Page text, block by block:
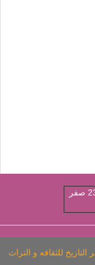
8 أغسطس 2026 م || 23 صفر
للثقافه و التراث